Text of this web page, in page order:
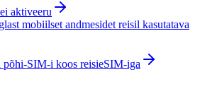
aktiveeru
mobiilset andmesidet reisil kasutatava
põhi-SIM-i koos reisieSIM-iga